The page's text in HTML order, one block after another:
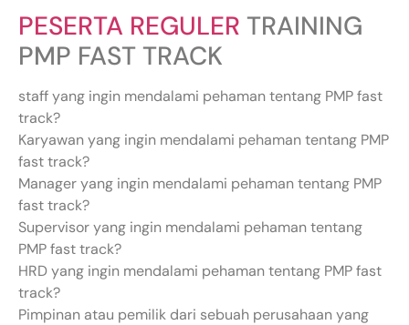
PESERTA REGULER TRAINING
PMP FAST TRACK
staff yang ingin mendalami pehaman tentang PMP fast
track?
Karyawan yang ingin mendalami pehaman tentang PMP
fast track?
Manager yang ingin mendalami pehaman tentang PMP
fast track?
Supervisor yang ingin mendalami pehaman tentang
PMP fast track?
HRD yang ingin mendalami pehaman tentang PMP fast
track?
Pimpinan atau pemilik dari sebuah perusahaan yang